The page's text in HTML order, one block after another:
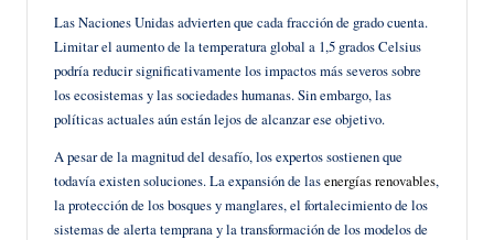
Las Naciones Unidas advierten que cada fracción de grado cuenta.
Limitar el aumento de la temperatura global a 1,5 grados Celsius
podría reducir significativamente los impactos más severos sobre
los ecosistemas y las sociedades humanas. Sin embargo, las
políticas actuales aún están lejos de alcanzar ese objetivo.
A pesar de la magnitud del desafío, los expertos sostienen que
todavía existen soluciones. La expansión de lasenergías renovables,
la protección de los bosques y manglares, el fortalecimiento de los
sistemas de alerta temprana y la transformación de los modelos de